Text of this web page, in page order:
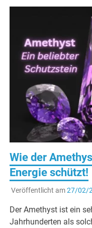
Wie der
Energie schützt!
Veröffentlicht am27/02/
Der Amethyst ist ein
Jahrhunderten als